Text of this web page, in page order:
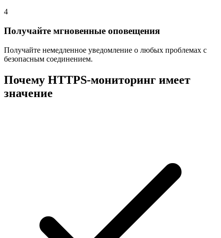
4
Получайте мгновенные оповещения
Получайте немедленное уведомление о любых проблемах с
безопасным соединением.
Почему HTTPS-мониторинг имеет
значение